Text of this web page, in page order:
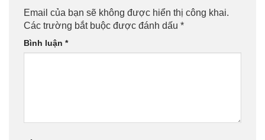
Email của bạn sẽ không được hiển thị công khai.
Các trường bắt buộc được đánh dấu *
Bình luận *